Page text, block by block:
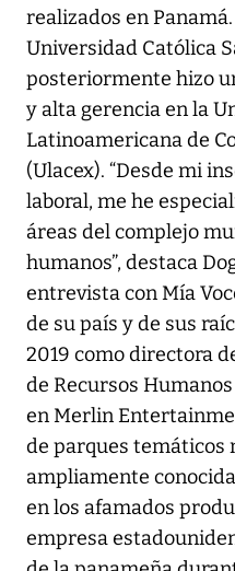
realizados en
Universidad Católica
posteriormente hizo
y alta gerencia en la
Latinoamericana de
(Ulacex). “Desde mi
laboral, me he
áreas del complejo
humanos”, destaca
entrevista con Mía
de su país y de sus
2019 como directora
de Recursos
en Merlin
de parques temáticos
ampliamente
en los afamados
empresa